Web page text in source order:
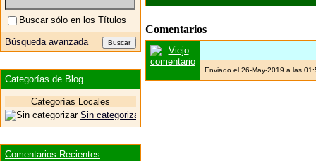
Comentarios
Enviado el 26-May-2019 a las
Buscar sólo en los Títulos
Búsqueda avanzada
Categorías de Blog
Categorías Locales
Sin categorizar
Comentarios Recientes